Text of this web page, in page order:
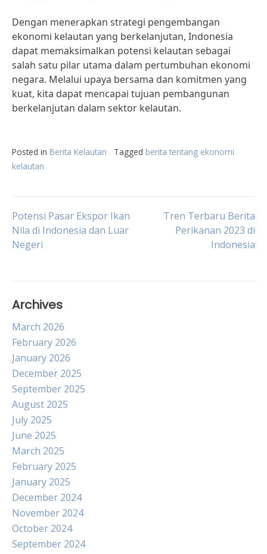
Dengan menerapkan strategi pengembangan
ekonomi kelautan yang berkelanjutan, Indonesia
dapat memaksimalkan potensi kelautan sebagai
salah satu pilar utama dalam pertumbuhan ekonomi
negara. Melalui upaya bersama dan komitmen yang
kuat, kita dapat mencapai tujuan pembangunan
berkelanjutan dalam sektor kelautan.
Posted in Berita Kelautan Tagged berita tentang ekonomi
kelautan
Post
navigation
Potensi Pasar Ekspor Ikan
Nila di Indonesia dan Luar
Negeri
Tren Terbaru Berita
Perikanan 2023 di
Indonesia
Archives
March 2026
February 2026
January 2026
December 2025
September 2025
August 2025
July 2025
June 2025
March 2025
February 2025
January 2025
December 2024
November 2024
October 2024
September 2024